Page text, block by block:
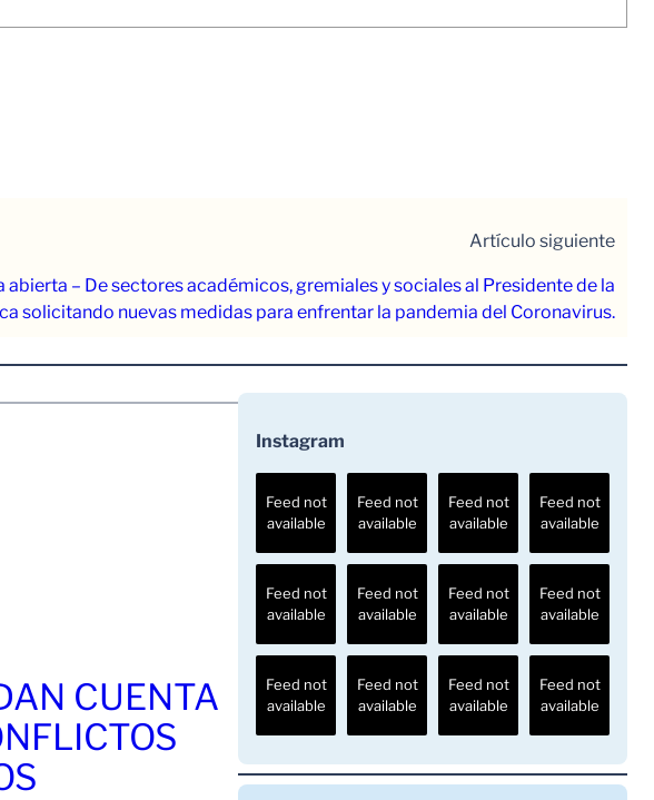
Artículo siguiente
abierta – De sectores académicos, gremiales y sociales al Presidente de la
solicitando nuevas medidas para enfrentar la pandemia del Coronavirus.
CUENTA
Instagram
Feed not
available
Feed not
available
Feed not
available
Feed not
available
Feed not
available
Feed not
available
Feed not
available
Feed not
available
Feed not
available
Feed not
available
Feed not
available
Feed not
available